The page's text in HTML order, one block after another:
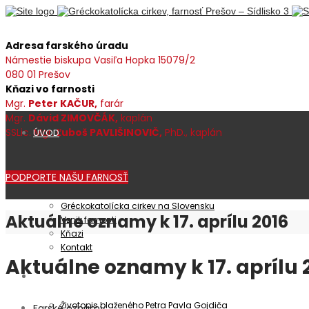
Adresa farského úradu
Námestie biskupa Vasiľa Hopka 15079/2
080 01 Prešov
Kňazi vo farnosti
Mgr. Peter KAČUR, farár
Mgr. Dávid ZIMOVČÁK, kaplán
SSLic. Mgr.Ľuboš PAVLIŠINOVIČ, PhD., kaplán
ÚVOD
Farnosť
Gréckokatolícka cirkev na Slovensku
Vznik farnosti
Kňazi
Kontakt
Patrocínium
Životopis blaženého Petra Pavla Gojdiča
PODPORTE NAŠU FARNOSŤ
Aktuálne oznamy k 17. aprílu 2016
Aktuálne oznamy k 17. aprílu